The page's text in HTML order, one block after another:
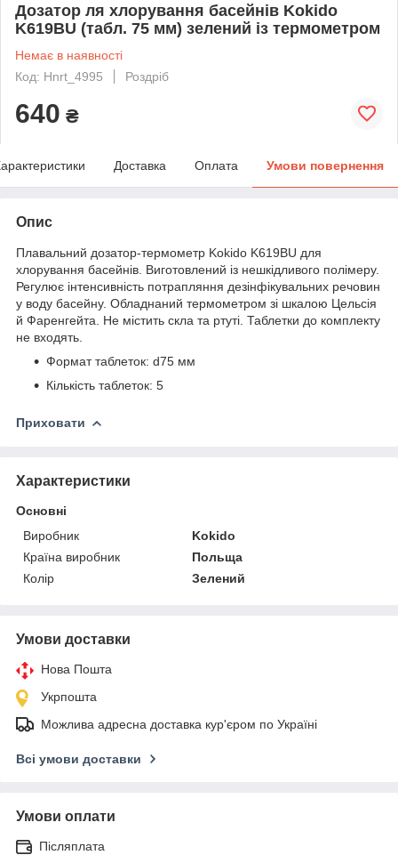
Дозатор ля хлорування басейнів Kokido
K619BU (табл. 75 мм) зелений із термометром
Немає в наявності
Код: Hnrt_4995
Роздріб
640 ₴
Доставка Оплата Умови повернення
Опис
Плавальний дозатор-термометр Kokido K619BU для
хлорування басейнів. Виготовлений із нешкідливого полімеру.
Регулює інтенсивність потрапляння дезінфікувальних речовин
у воду басейну. Обладнаний термометром зі шкалою Цельсія
й Фаренгейта. Не містить скла та ртуті. Таблетки до комплекту
не входять.
Формат таблеток: d75 мм
Кількість таблеток: 5
Приховати
Характеристики
Основні
Виробник
Kokido
Країна виробник
Польща
Колір
Зелений
Умови доставки
Нова Пошта
Укрпошта
Можлива адресна доставка кур'єром по Україні
Всі умови доставки
Умови оплати
Післяплата